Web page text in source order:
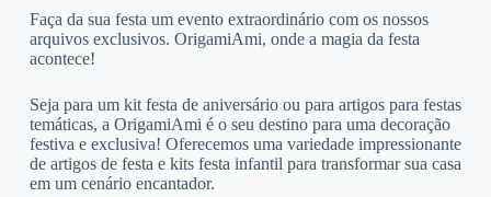
Faça da sua festa um evento extraordinário com os nossos
arquivos exclusivos. OrigamiAmi, onde a magia da festa
acontece!
Seja para um kit festa de aniversário ou para artigos para festas
temáticas, a OrigamiAmi é o seu destino para uma decoração
festiva e exclusiva! Oferecemos uma variedade impressionante
de artigos de festa e kits festa infantil para transformar sua casa
em um cenário encantador.